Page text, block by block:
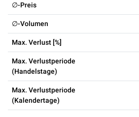
∅-Preis
∅-Volumen
Max. Verlust [%]
Max. Verlustperiode
(Handelstage)
Max. Verlustperiode
(Kalendertage)